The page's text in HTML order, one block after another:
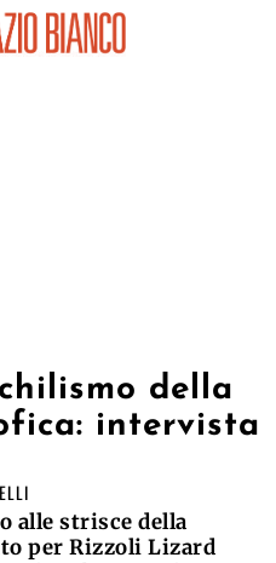
della
intervista
alle strisce della
per Rizzoli Lizard